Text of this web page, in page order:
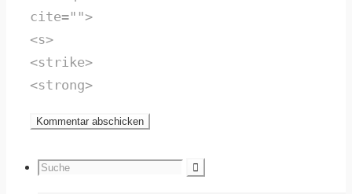
cite="">
<s>
<strike>
<strong>